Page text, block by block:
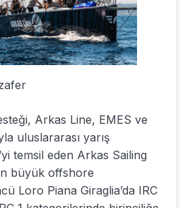
Arkas Line, EMES ve
uluslararası yarış
temsil eden Arkas Sailing
büyük offshore
Loro Piana Giraglia’da IRC